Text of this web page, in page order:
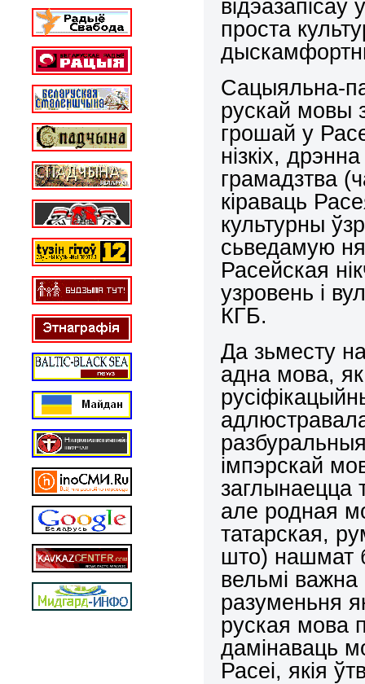
проста
Сацыяльна-
рускай мовы
грошай у
нізкіх,
грамадзтва
кіраваць
культурны
сьведамую
Расейская
узровень і
КГБ.
Да зьместу
адна мова,
імпэрскай
заглынаецца
але родная
татарская,
што) нашмат
вельмі важна
разуменьня
руская мова
дамінаваць
Расеі, якія